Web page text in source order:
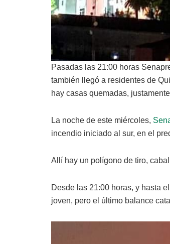
Pasadas las 21:00 horas
también llegó a residentes de
hay casas quemadas,
La noche de este miércoles,
incendio iniciado al sur, en el
Allí hay un polígono de tiro,
Desde las 21:00 horas, y hasta
joven, pero el último balance